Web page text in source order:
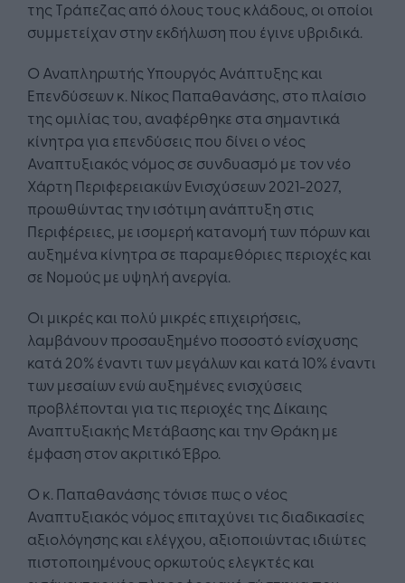
της Τράπεζας από όλους τους κλάδους, οι οποίοι
συμμετείχαν στην εκδήλωση που έγινε υβριδικά.
Ο Αναπληρωτής Υπουργός Ανάπτυξης και
Επενδύσεων κ. Νίκος Παπαθανάσης, στο πλαίσιο
της ομιλίας του, αναφέρθηκε στα σημαντικά
κίνητρα για επενδύσεις που δίνει ο νέος
Αναπτυξιακός νόμος σε συνδυασμό με τον νέο
Χάρτη Περιφερειακών Ενισχύσεων 2021-2027,
προωθώντας την ισότιμη ανάπτυξη στις
Περιφέρειες, με ισομερή κατανομή των πόρων και
αυξημένα κίνητρα σε παραμεθόριες περιοχές και
σε Νομούς με υψηλή ανεργία.
Οι μικρές και πολύ μικρές επιχειρήσεις,
λαμβάνουν προσαυξημένο ποσοστό ενίσχυσης
κατά 20% έναντι των μεγάλων και κατά 10% έναντι
των μεσαίων ενώ αυξημένες ενισχύσεις
προβλέπονται για τις περιοχές της Δίκαιης
Αναπτυξιακής Μετάβασης και την Θράκη με
έμφαση στον ακριτικό Έβρο.
Ο κ. Παπαθανάσης τόνισε πως ο νέος
Αναπτυξιακός νόμος επιταχύνει τις διαδικασίες
αξιολόγησης και ελέγχου, αξιοποιώντας ιδιώτες
πιστοποιημένους ορκωτούς ελεγκτές και